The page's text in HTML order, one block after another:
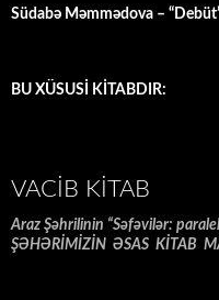
Südabə Məmmədova –
BU XÜSUSİ KİTABDIR:
VACIB KITAB
Araz Şəhrilinin “Səfəvilər:
ŞƏHƏRİMİZİN ƏSAS KİTAB